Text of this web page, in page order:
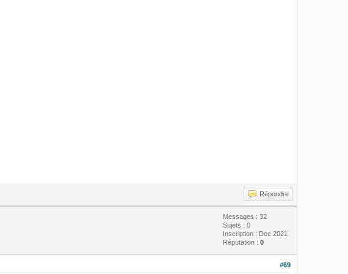
Répondre
Messages : 32
Sujets : 0
Inscription : Dec 2021
Réputation : 0
#69